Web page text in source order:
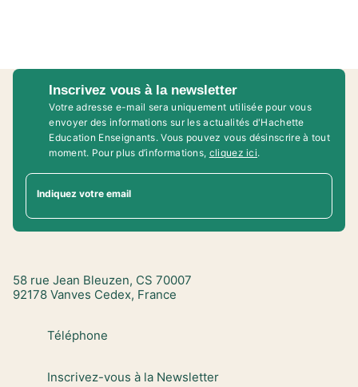
Inscrivez vous à la newsletter
Votre adresse e-mail sera uniquement utilisée pour vous
envoyer des informations sur les actualités d'Hachette
Education Enseignants. Vous pouvez vous désinscrire à tout
moment. Pour plus d’informations, cliquez ici.
Indiquez votre email
58 rue Jean Bleuzen, CS 70007
92178 Vanves Cedex, France
Téléphone
Inscrivez-vous à la Newsletter